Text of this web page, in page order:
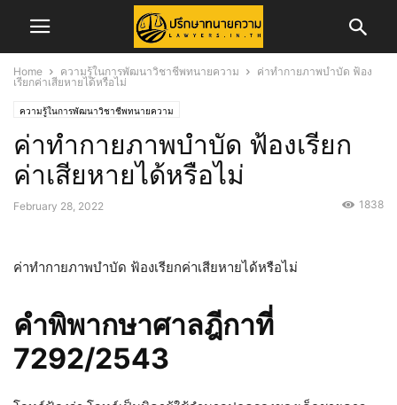
Home ความรู้ในการพัฒนาวิชาชีพทนายความ
ค่าทำกายภาพบำบัด ฟ้อง
เรียกค่าเสียหายได้หรือไม่
ความรู้ในการพัฒนาวิชาชีพทนายความ
ค่าทำกายภาพบำบัด ฟ้องเรียก
ค่าเสียหายได้หรือไม่
February 28, 2022 1838
ค่าทำกายภาพบำบัด ฟ้องเรียกค่าเสียหายได้หรือไม่
คำพิพากษาศาลฎีกาที่
7292/2543